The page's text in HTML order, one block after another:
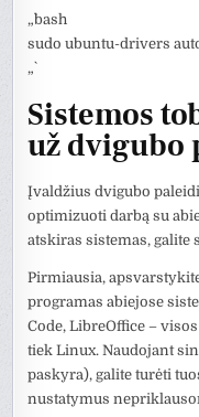
„`bash
sudo ubuntu-drivers
„`
Sistemos
už
Įvaldžius dvigubo
optimizuoti darbą su
atskiras sistemas, galite
Pirmiausia,
programas abiejose
Code, LibreOffice –
tiek Linux. Naudojant
paskyra), galite turėti
nustatymus